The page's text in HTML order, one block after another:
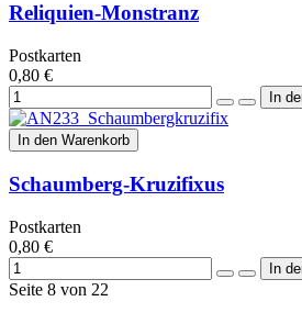
Reliquien-Monstranz
Postkarten
0,80 €
In den Warenkorb
Schaumberg-Kruzifixus
Postkarten
0,80 €
Seite 8 von 22